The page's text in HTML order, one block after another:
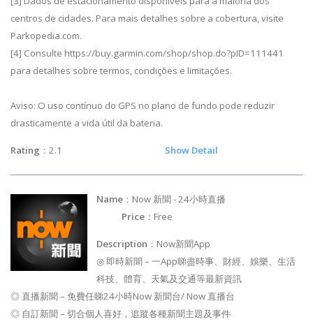
centros de cidades. Para mais detalhes sobre a cobertura, visite
Parkopedia.com.
[4] Consulte https://buy.garmin.com/shop/shop.do?pID=111441
para detalhes sobre termos, condições e limitações.
Aviso: O uso contínuo do GPS no plano de fundo pode reduzir
drasticamente a vida útil da bateria.
Rating ：2.1 Show Detail
Name ：Now 新聞 - 24小時直播
Price ：Free
Description ：Now新聞App
◎ 即時新聞 – 一App睇盡時事、財經、娛樂、生活
科技、體育、天氣及交通等最新資訊
◎ 直播新聞 – 免費任睇24小時Now 新聞台/ Now 直播台
◎ 自訂新聞 – 切合個人喜好，追蹤各種新聞主題及事件